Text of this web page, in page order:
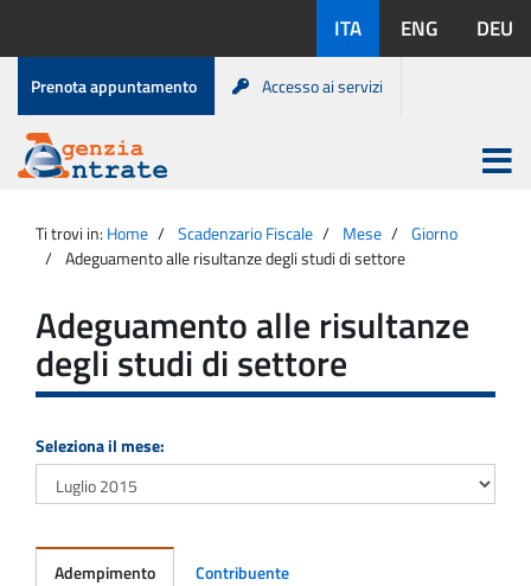
contenuto
disponibili:
ITA ENG DEU
Menu
di
servizio
Prenota appuntamento Accesso ai servizi
Agenzia
Entrate
Apri
menu
principale
Ti trovi in: Home Scadenzario Fiscale Mese
Giorno
Adeguamento alle risultanze degli studi di settore
Adeguamento alle risultanze
degli studi di settore
Seleziona il mese:
Adempimento Contribuente